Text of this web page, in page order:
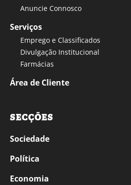
Anuncie Connosco
Serviços
Emprego e Classificados
Divulgação Institucional
Farmácias
Área de Cliente
SECÇÕES
Sociedade
Política
Economia